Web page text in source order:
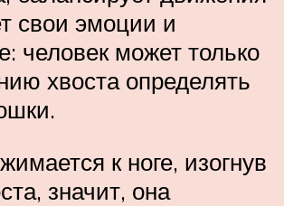
свои эмоции и
человек может только
хвоста определять
к ноге, изогнув
значит, она